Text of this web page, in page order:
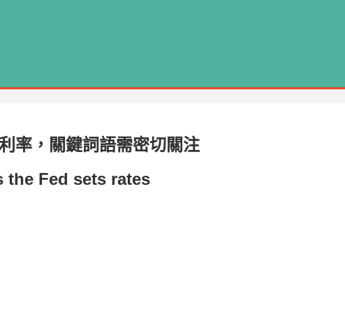
率，關鍵詞語需密切關注
Fed sets rates